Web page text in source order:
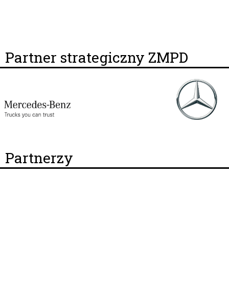
Partner strategiczny ZMPD
Partnerzy